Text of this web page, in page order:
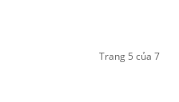
Trang 5 của 7